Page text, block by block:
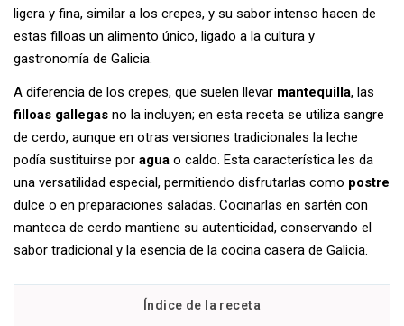
ligera y fina, similar a los crepes, y su sabor intenso hacen de
estas filloas un alimento único, ligado a la cultura y
gastronomía de Galicia.
A diferencia de los crepes, que suelen llevar mantequilla, las
filloas gallegas no la incluyen; en esta receta se utiliza sangre
de cerdo, aunque en otras versiones tradicionales la leche
podía sustituirse por agua o caldo. Esta característica les da
una versatilidad especial, permitiendo disfrutarlas como postre
dulce o en preparaciones saladas. Cocinarlas en sartén con
manteca de cerdo mantiene su autenticidad, conservando el
sabor tradicional y la esencia de la cocina casera de Galicia.
Índice de la receta